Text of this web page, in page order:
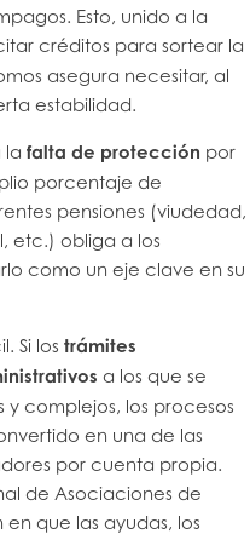
Esto, unido a la
créditos para sortear la
asegura necesitar, al
estabilidad.
la falta de protección por
porcentaje de
pensiones (viudedad,
etc.) obliga a los
como un eje clave en su
Si los trámites
a los que se
complejos, los procesos
en una de las
por cuenta propia.
de Asociaciones de
que las ayudas, los